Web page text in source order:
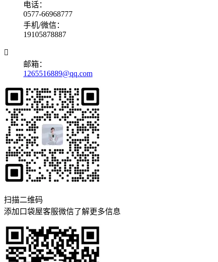
电话：
0577-66968777
手机/微信：
19105878887

邮箱：
1265516889@qq.com
扫描二维码
添加口袋屋客服微信了解更多信息